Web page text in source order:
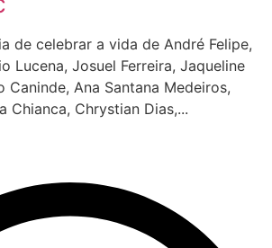
de celebrar a vida de André Felipe,
Lucena, Josuel Ferreira, Jaqueline
Caninde, Ana Santana Medeiros,
Chianca, Chrystian Dias,...